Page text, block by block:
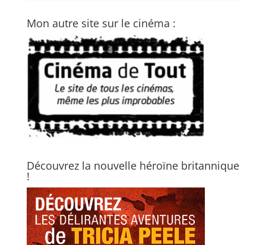
Mon autre site sur le cinéma :
Découvrez la nouvelle héroïne britannique
!